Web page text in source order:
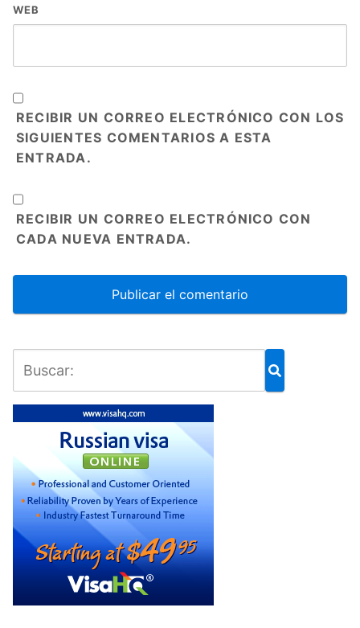
WEB
RECIBIR UN CORREO ELECTRÓNICO CON LOS
SIGUIENTES COMENTARIOS A ESTA
ENTRADA.
RECIBIR UN CORREO ELECTRÓNICO CON
CADA NUEVA ENTRADA.